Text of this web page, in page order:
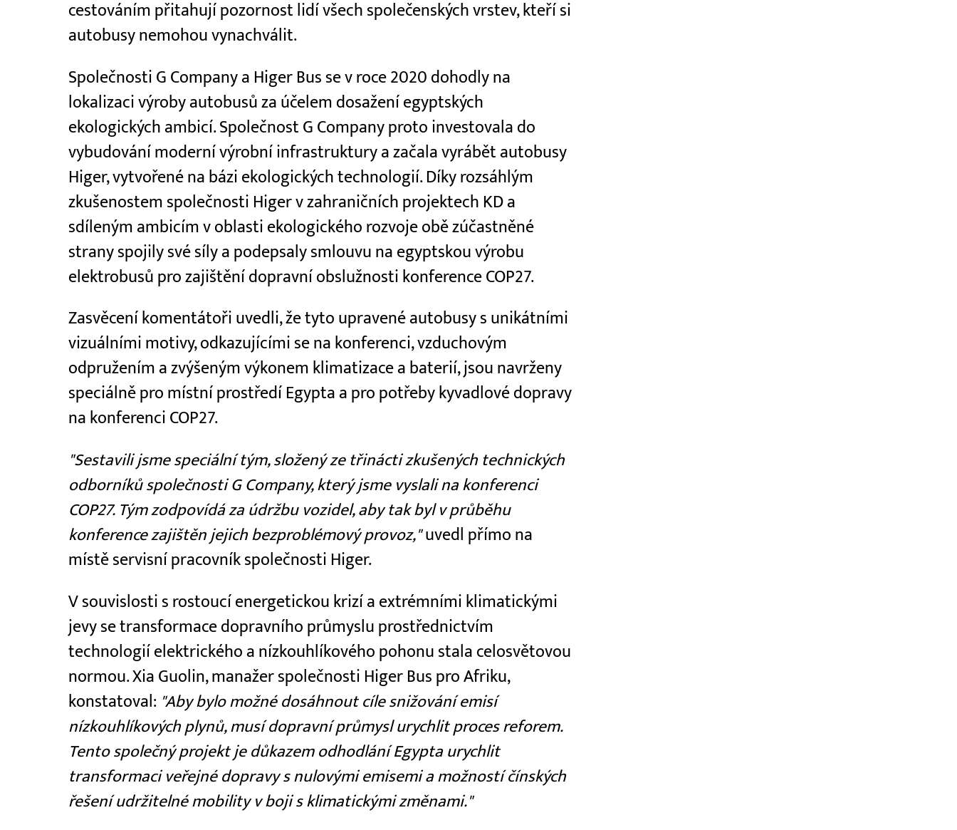
cestováním přitahují pozornost lidí všech společenských vrstev, kteří si
autobusy nemohou vynachválit.
Společnosti G Company a Higer Bus se v roce 2020 dohodly na
lokalizaci výroby autobusů za účelem dosažení egyptských
ekologických ambicí. Společnost G Company proto investovala do
vybudování moderní výrobní infrastruktury a začala vyrábět autobusy
Higer, vytvořené na bázi ekologických technologií. Díky rozsáhlým
zkušenostem společnosti Higer v zahraničních projektech KD a
sdíleným ambicím v oblasti ekologického rozvoje obě zúčastněné
strany spojily své síly a podepsaly smlouvu na egyptskou výrobu
elektrobusů pro zajištění dopravní obslužnosti konference COP27.
Zasvěcení komentátoři uvedli, že tyto upravené autobusy s unikátními
vizuálními motivy, odkazujícími se na konferenci, vzduchovým
odpružením a zvýšeným výkonem klimatizace a baterií, jsou navrženy
speciálně pro místní prostředí Egypta a pro potřeby kyvadlové dopravy
na konferenci COP27.
"Sestavili jsme speciální tým, složený ze třinácti zkušených technických
odborníků společnosti G Company, který jsme vyslali na konferenci
COP27. Tým zodpovídá za údržbu vozidel, aby tak byl v průběhu
konference zajištěn jejich bezproblémový provoz,"uvedl přímo na
místě servisní pracovník společnosti Higer.
V souvislosti s rostoucí energetickou krizí a extrémními klimatickými
jevy se transformace dopravního průmyslu prostřednictvím
technologií elektrického a nízkouhlíkového pohonu stala celosvětovou
normou. Xia Guolin, manažer společnosti Higer Bus pro Afriku,
konstatoval: "Aby bylo možné dosáhnout cíle snižování emisí
nízkouhlíkových plynů, musí dopravní průmysl urychlit proces reforem.
Tento společný projekt je důkazem odhodlání Egypta urychlit
transformaci veřejné dopravy s nulovými emisemi a možností čínských
řešení udržitelné mobility v boji s klimatickými změnami."